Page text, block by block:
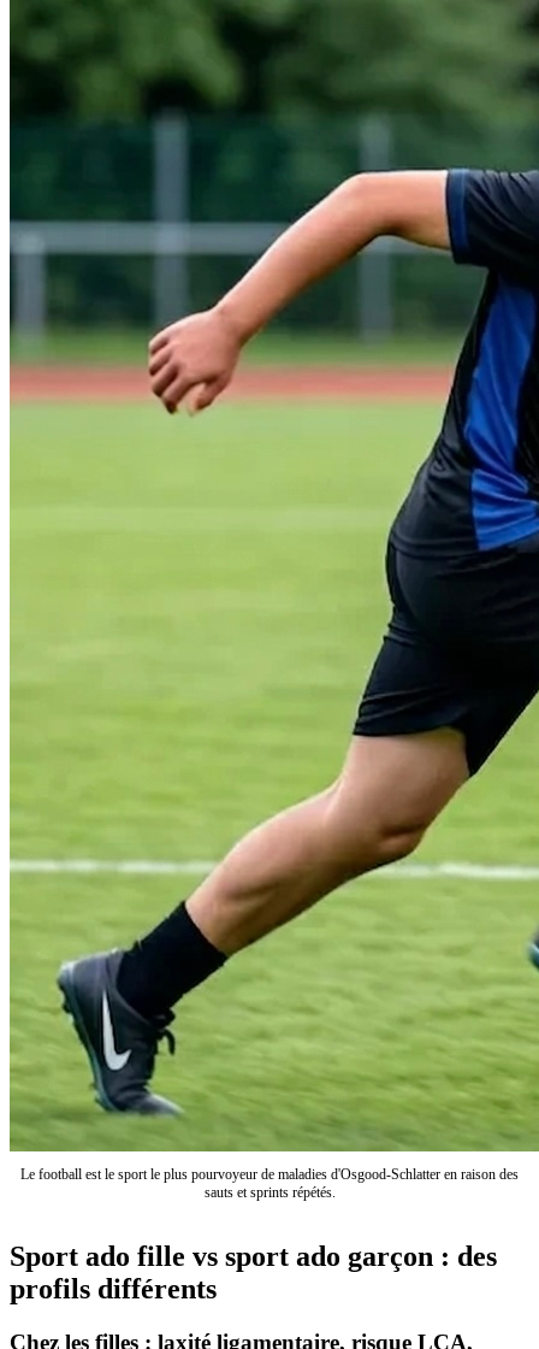
Le football est le sport le plus pourvoyeur de maladies d'Osgood-Schlatter en raison des
sauts et sprints répétés.
Sport ado fille vs sport ado garçon : des
profils différents
Chez les filles : laxité ligamentaire, risque LCA,